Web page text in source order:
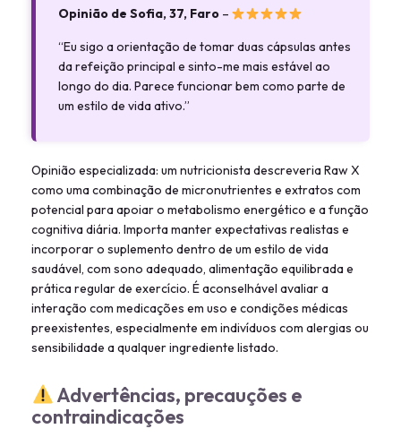
Opinião de Sofia, 37, Faro–
“Eu sigo a orientação de tomar duas cápsulas antes
da refeição principal e sinto-me mais estável ao
longo do dia. Parece funcionar bem como parte de
um estilo de vida ativo.”
Opinião especializada: um nutricionista descreveria Raw X
como uma combinação de micronutrientes e extratos com
potencial para apoiar o metabolismo energético e a função
cognitiva diária. Importa manter expectativas realistas e
incorporar o suplemento dentro de um estilo de vida
saudável, com sono adequado, alimentação equilibrada e
prática regular de exercício. É aconselhável avaliar a
interação com medicações em uso e condições médicas
preexistentes, especialmente em indivíduos com alergias ou
sensibilidade a qualquer ingrediente listado.
Advertências, precauções e
contraindicações